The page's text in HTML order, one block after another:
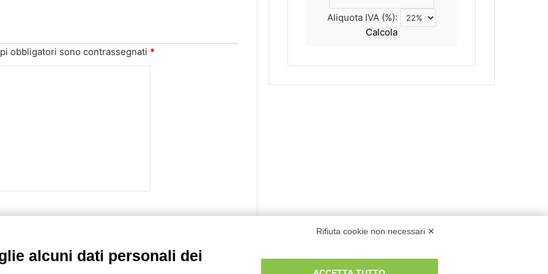
obbligatori sono contrassegnati *
Sito web
Aliquota IVA (%):
Calcola
Rifiuta cookie non necessari ✕
alcuni dati personali dei